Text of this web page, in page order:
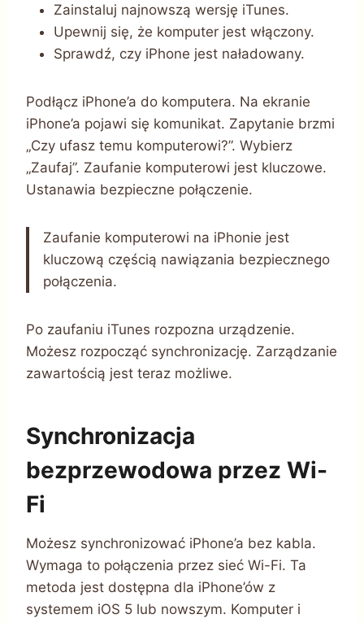
Zainstaluj najnowszą wersję iTunes.
Upewnij się, że komputer jest włączony.
Sprawdź, czy iPhone jest naładowany.
Podłącz iPhone’a do komputera. Na ekranie
iPhone’a pojawi się komunikat. Zapytanie brzmi
„Czy ufasz temu komputerowi?”. Wybierz
„Zaufaj”. Zaufanie komputerowi jest kluczowe.
Ustanawia bezpieczne połączenie.
Zaufanie komputerowi na iPhonie jest
kluczową częścią nawiązania bezpiecznego
połączenia.
Po zaufaniu iTunes rozpozna urządzenie.
Możesz rozpocząć synchronizację. Zarządzanie
zawartością jest teraz możliwe.
Synchronizacja
bezprzewodowa przez Wi-
Fi
Możesz synchronizować iPhone’a bez kabla.
Wymaga to połączenia przez sieć Wi-Fi. Ta
metoda jest dostępna dla iPhone’ów z
systemem iOS 5 lub nowszym. Komputer i